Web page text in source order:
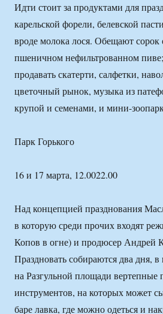
Идти стоит за продуктами для
карельской форели, белевской
вроде молока лося. Обещают
пшеничном нефильтрованном
продавать скатерти, салфетки,
цветочный рынок, музыка из
крупой и семенами, и мини-
Парк Горького
16 и 17 марта, 12.0022.00
Над концепцией празднования
в которую среди прочих входят
Копов в огне) и продюсер Андрей
Праздновать собираются два дня,
на Разгульной площади вертепные
инструментов, на которых может
баре лавка, где можно одеться и